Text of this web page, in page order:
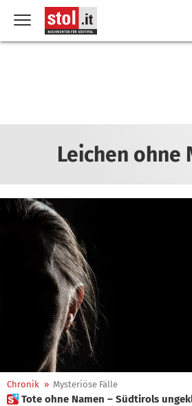
Leichen ohne
Chronik » Mysteriöse Fälle
 Tote ohne Namen – Südtirols